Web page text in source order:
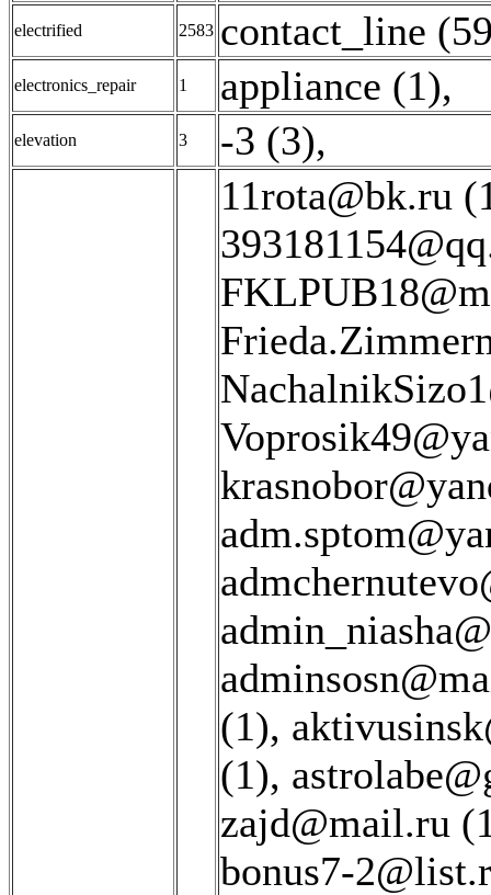
electrified 2583 contact_line
electronics_repair 1 appliance (1),
elevation 3 -3 (3),
11rota@bk.ru
(1),
(1),
zajd@mail.ru
bonus7-